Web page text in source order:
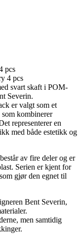
pcs
svart skaft i POM-
Severin.
er valgt som et
kombinerer
representerer en
med både estetikk og
av fire deler og er
Serien er kjent for
gjør den egnet til
Bent Severin,
men samtidig